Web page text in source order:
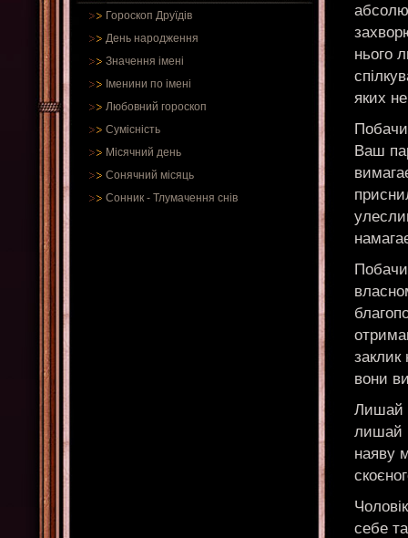
Гороскоп Друїдів
День народження
Значення імені
Іменини по імені
Любовний гороскоп
Сумісність
Місячний день
Сонячний місяць
Сонник - Тлумачення снів
нього
яких
Ваш
заклик
вони
Лишай
лишай
наяву
себе